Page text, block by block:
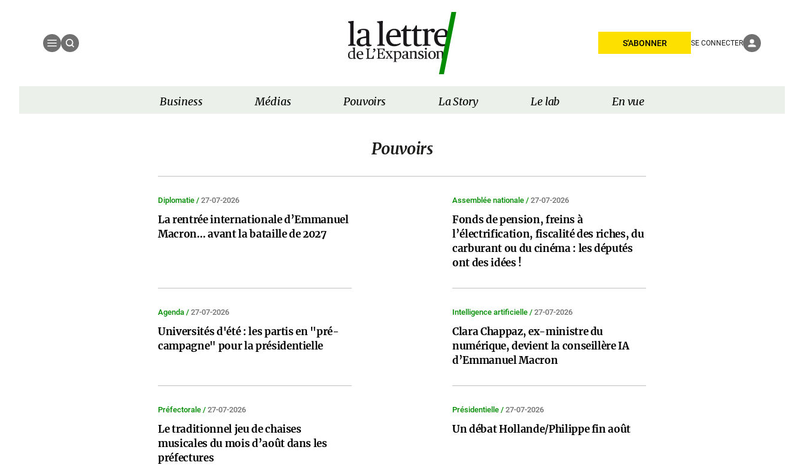
S'ABONNER SE CONNECTER
Business Médias Pouvoirs La Story Le lab En vue
Pouvoirs
Diplomatie / 27-07-2026
La rentrée internationale d’Emmanuel
Macron… avant la bataille de 2027
Assemblée nationale / 27-07-2026
Fonds de pension, freins à
l’électrification, fiscalité des riches, du
carburant ou du cinéma : les députés
ont des idées !
Agenda / 27-07-2026
Universités d'été : les partis en "pré-
campagne" pour la présidentielle
Intelligence artificielle / 27-07-2026
Clara Chappaz, ex-ministre du
numérique, devient la conseillère IA
d’Emmanuel Macron
Préfectorale / 27-07-2026
Le traditionnel jeu de chaises
musicales du mois d’août dans les
préfectures
Présidentielle / 27-07-2026
Un débat Hollande/Philippe fin août